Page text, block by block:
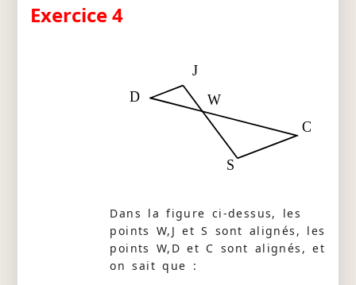
Exercice 4
C
W
S
J
D
Dans la figure ci-dessus, les
points W,J et S sont alignés, les
points W,D et C sont alignés, et
on sait que :